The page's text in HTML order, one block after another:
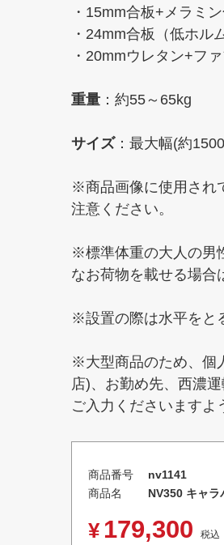
・15mm合板+メラミ
・24mm合板（低ホル
・20mmウレタン+フ
重量 ：約55～65kg
サイズ：最大幅(約
※商品画像に使用され
注意ください。
※標準体重の大人の男
なお荷物を載せる場合
※設置の際は水平をと
※大型商品のため、個
店)、お勤め先、西濃
ご入力くださいますよ
商品番号
nv1141
商品名
NV350 キャ
¥ 179,300 税込